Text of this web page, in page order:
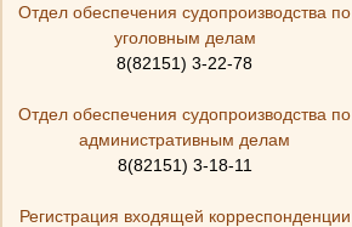
Отдел обеспечения судопроизводства по
уголовным делам
8(82151) 3-22-78
Отдел обеспечения судопроизводства по
административным делам
8(82151) 3-18-11
Регистрация входящей корреспонденции